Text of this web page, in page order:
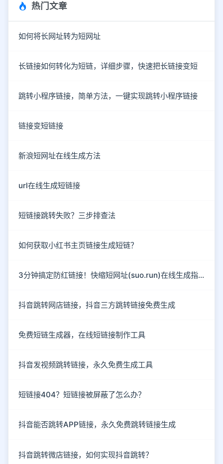
热门文章
如何将长网址转为短网址
长链接如何转化为短链，详细步骤，快速把长链接变短
跳转小程序链接，简单方法，一键实现跳转小程序链接
链接变短链接
新浪短网址在线生成方法
url在线生成短链接
短链接跳转失败？三步排查法
如何获取小红书主页链接生成短链？
3分钟搞定防红链接！快缩短网址(suo.run)在线生成指南
抖音跳转网店链接，抖音三方跳转链接免费生成
免费短链生成器，在线短链接制作工具
抖音发视频跳转链接，永久免费生成工具
短链接404？短链接被屏蔽了怎么办？
抖音能否跳转APP链接，永久免费跳转链接生成
抖音跳转微店链接，如何实现抖音跳转？